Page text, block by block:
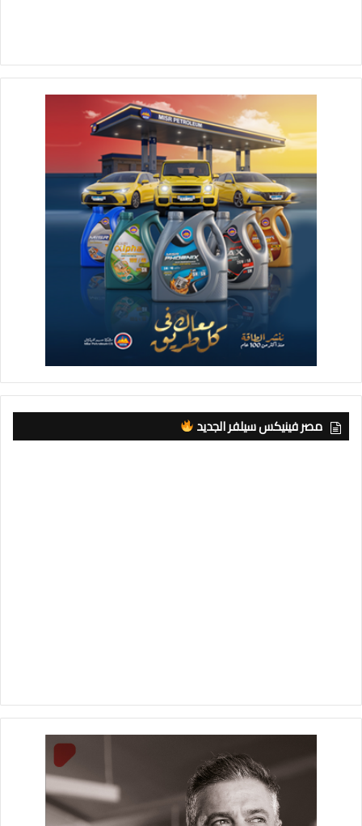
أشار رئيس مجلس إدارة «Palmier Developments» إلى أن
الشركة تستهدف خلال المرحلة المقبلة التوسع في مشروعاتها داخل
غرب القاهرة، مع التركيز على تقديم منتجات عقارية عالية الجودة
تلبي احتياجات السوق، وتواكب التطور العمراني الذي تشهده مصر،
مدعومة بشبكة قوية من الشركاء في مجالات التصميم والتنفيذ
والاستشارات الهندسية.
توسعية تتضمن الدخول بقوة في المجال الفندقي، بما مخططات
الوصول إلى 30 مليون سائح بحلول 2030.
وأكد الحاج أن مشروعات الشركة تمتاز بمواقع استراتيجية ذات طلب
مصر فينيكس سيلفر الجديد